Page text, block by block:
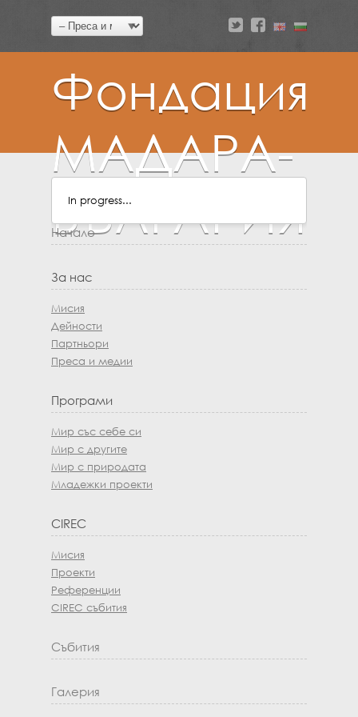
a v
Фондация
МАДАРА-
БЪЛГАРИЯ
In progress...
Начало
За нас
Мисия
Дейности
Партньори
Преса и медии
Програми
Мир със себе си
Мир с другите
Мир с природата
Младежки проекти
CIREC
Мисия
Проекти
Референции
CIREC събития
Събития
Галерия